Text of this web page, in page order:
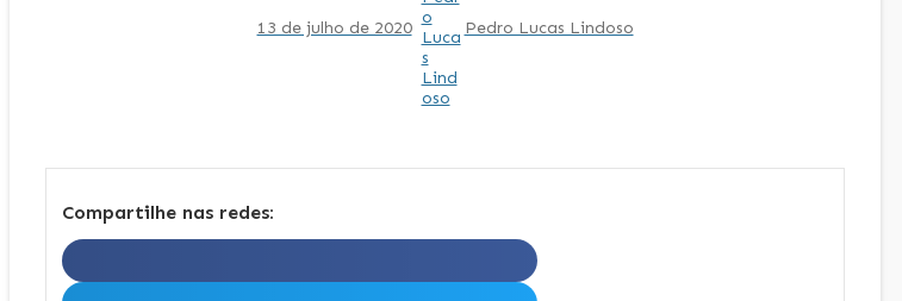
13 de julho de 2020 Pedro Lucas Lindoso
Compartilhe nas redes: